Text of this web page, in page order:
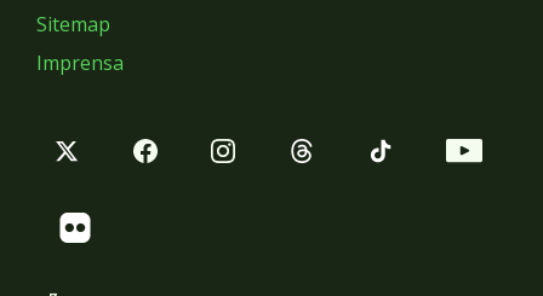
Sitemap
Imprensa